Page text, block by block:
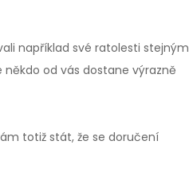
například své ratolesti stejným
od vás dostane výrazně
totiž stát, že se doručení